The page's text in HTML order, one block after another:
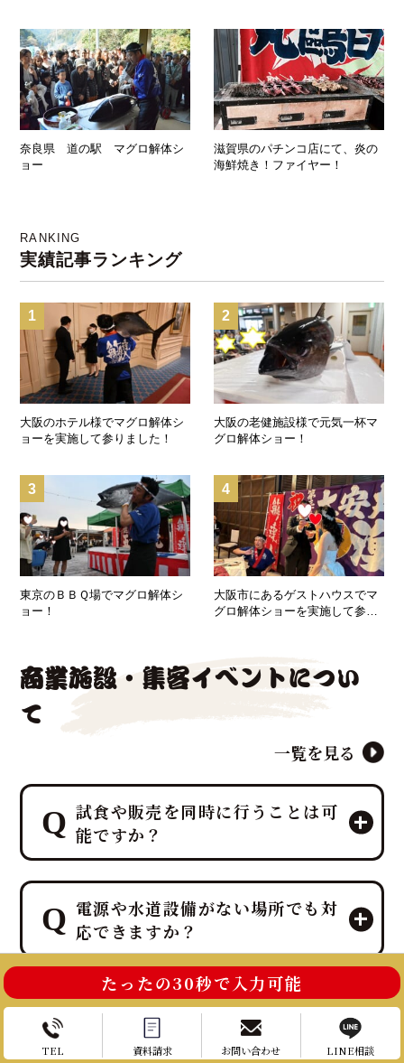
お電話はこちら お問い合わせ
たったの30秒で入力可能
TEL 資料請求 お問い合わせ LINE相談
奈良県 道の駅 マグロ解体シ
ョー
滋賀県のパチンコ店にて、炎の
海鮮焼き！ファイヤー！
RANKING
実績記事ランキング
1
大阪のホテル様でマグロ解体シ
ョーを実施して参りました！
2
大阪の老健施設様で元気一杯マ
グロ解体ショー！
3
東京のＢＢＱ場でマグロ解体シ
ョー！
4
大阪市にあるゲストハウスでマ
グロ解体ショーを実施して参り
商業施設・集客イベントについ
て
一覧を見る
試食や販売を同時に行うことは可
能ですか？
エンターテイメントとして楽しんでい
ただいた後、その場で最高の贅沢を味
わう「試食」と、イベント後の楽しみ
を提供する「販売」を同時に行うこと
が可能です。
特に集客イベントや法人宴会では、こ
の「試食＆販売」の組み合わせが、イ
ベント効果を最大化するプロの演出
電源や水道設備がない場所でも対
応できますか？
ご安心ください。出張ケータリング日
本一、ケータリング部門実績No.1を誇
るプロ集団である鮪達人は、電源や水
道設備がない環境でも、そのノウハウ
来場者を巻き込む進行のコツは？
来場者を巻き込む進行の最大のコツ